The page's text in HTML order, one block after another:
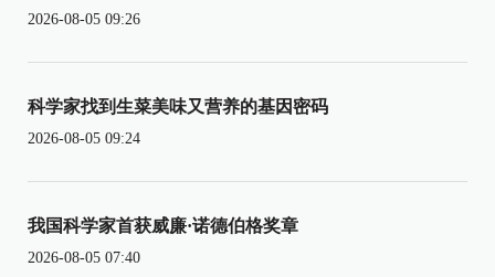
2026-08-05 09:26
科学家找到生菜美味又营养的基因密码
2026-08-05 09:24
我国科学家首获威廉·诺德伯格奖章
2026-08-05 07:40